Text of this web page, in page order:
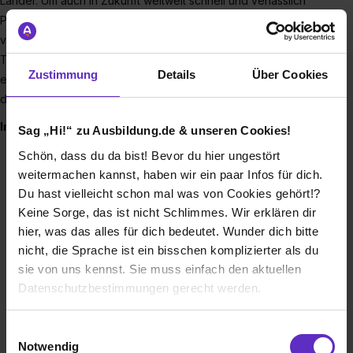
Zustimmung Details Über Cookies
Sag „Hi!“ zu Ausbildung.de & unseren Cookies!
Schön, dass du da bist! Bevor du hier ungestört
weitermachen kannst, haben wir ein paar Infos für dich.
Du hast vielleicht schon mal was von Cookies gehört!?
Keine Sorge, das ist nicht Schlimmes. Wir erklären dir
hier, was das alles für dich bedeutet. Wunder dich bitte
nicht, die Sprache ist ein bisschen komplizierter als du
sie von uns kennst. Sie muss einfach den aktuellen
Datenschutzbestimmungen gerecht werden.
Notwendig
Produkte zu vertreiben und unser Unternehmen weiter
voranzubringen, suchen wir dich als Verstärkung in unserem
Team in Hamburg. Dort erreichst du unseren Firmensitz ganz
einfach mit öffentlichen Verkehrsmitteln oder kannst einen
der freien Parkplätze nutzen.
In diesen Berufen bilden wir aus:
Fachinformatiker bzw. Fachinformatikerinnen für
Anwendungsentwicklung mit Schwerpunkt
Softwareentwicklung
Fachinformatiker bzw. Fachinformatikerinnen für
Anwendungsentwicklung mit Schwerpunkt Data
Warehouse
Fachinformatiker bzw. Fachinformatikerinnen für
Systemintegration
Kaufleute für E-Commerce